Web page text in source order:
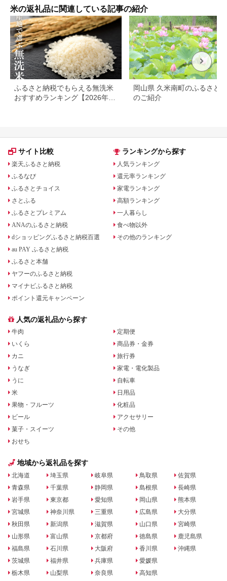
米の返礼品に関連している記事の紹介
ふるさと納税でもらえる無洗米
おすすめランキング【2026年最
岡山県 久米南町のふるさと
のご紹介
サイト比較
楽天ふるさと納税
ふるなび
ふるさとチョイス
さとふる
ふるさとプレミアム
ANAのふるさと納税
dショッピングふるさと納税百選
au PAY ふるさと納税
ふるさと本舗
ヤフーのふるさと納税
マイナビふるさと納税
ポイント還元キャンペーン
ランキングから探す
人気ランキング
還元率ランキング
家電ランキング
高額ランキング
一人暮らし
食べ物以外
その他のランキング
人気の返礼品から探す
牛肉
いくら
カニ
うなぎ
うに
米
果物・フルーツ
ビール
菓子・スイーツ
おせち
定期便
商品券・金券
旅行券
家電・電化製品
自転車
日用品
化粧品
アクセサリー
その他
地域から返礼品を探す
北海道
青森県
岩手県
宮城県
秋田県
山形県
福島県
茨城県
栃木県
埼玉県
千葉県
東京都
神奈川県
新潟県
富山県
石川県
福井県
山梨県
岐阜県
静岡県
愛知県
三重県
滋賀県
京都府
大阪府
兵庫県
奈良県
鳥取県
島根県
岡山県
広島県
山口県
徳島県
香川県
愛媛県
高知県
佐賀県
長崎県
熊本県
大分県
宮崎県
鹿児島県
沖縄県